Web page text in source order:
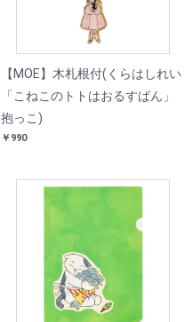
【MOE】木札根付(くらはしれい
「こねこのトトはおるすばん」
抱っこ)
￥990